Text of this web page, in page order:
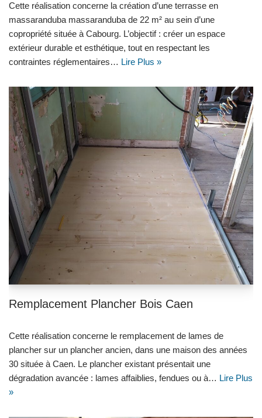
Cette réalisation concerne la création d’une terrasse en
massaranduba massaranduba de 22 m² au sein d’une
copropriété située à Cabourg. L’objectif : créer un espace
extérieur durable et esthétique, tout en respectant les
contraintes réglementaires… Lire Plus »
Remplacement Plancher Bois Caen
Cette réalisation concerne le remplacement de lames de
plancher sur un plancher ancien, dans une maison des années
30 située à Caen. Le plancher existant présentait une
dégradation avancée : lames affaiblies, fendues ou à… Lire Plus
»